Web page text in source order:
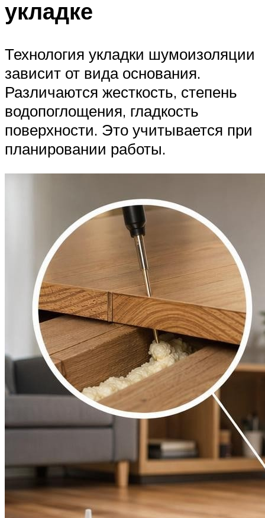
укладке
Технология укладки шумоизоляции
зависит от вида основания.
Различаются жесткость, степень
водопоглощения, гладкость
поверхности. Это учитывается при
планировании работы.